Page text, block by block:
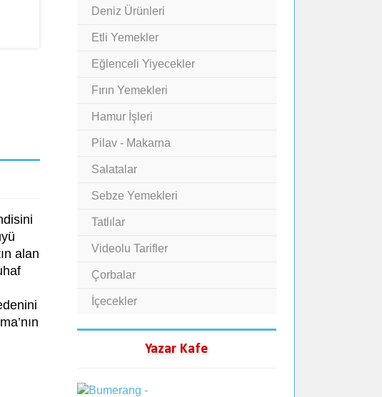
alan
Deniz Ürünleri
Etli Yemekler
Eğlenceli Yiyecekler
Fırın Yemekleri
Hamur İşleri
Pilav - Makarna
Salatalar
Sebze Yemekleri
Tatlılar
Videolu Tarifler
Çorbalar
İçecekler
Yazar Kafe